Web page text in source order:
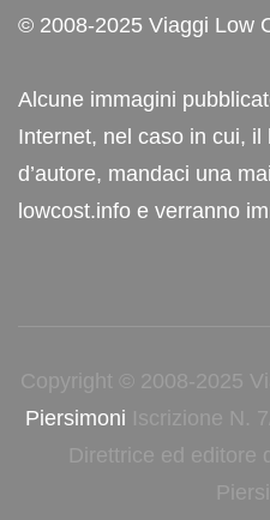
© 2008-2025 Viaggi Low
Alcune immagini
Internet, nel caso in cui,
d’autore, mandaci una
lowcost.info e verranno
Copyright © 2008-2025
Piersimoni Iscrizione N.
Direttrice ed editore